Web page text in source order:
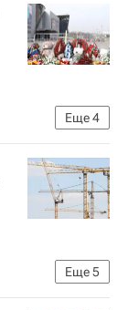
Еще4
Еще5